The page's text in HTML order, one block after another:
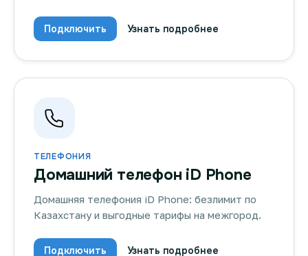
Подключить Узнать подробнее
ТЕЛЕФОНИЯ
Домашний телефон iD Phone
Домашняя телефония iD Phone: безлимит по
Казахстану и выгодные тарифы на межгород.
Подключить Узнать подробнее